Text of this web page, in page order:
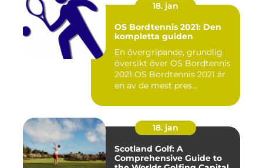
18. jan
OS Bordtennis 2021: Den
kompletta guiden
En övergripande, grundlig
översikt över OS Bordtennis
2021 OS Bordtennis 2021 är
en av de mest pres...
18. jan
Scotland Golf: A
Comprehensive Guide to